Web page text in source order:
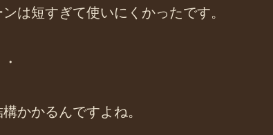
は短すぎて使いにくかったです。
かかるんですよね。